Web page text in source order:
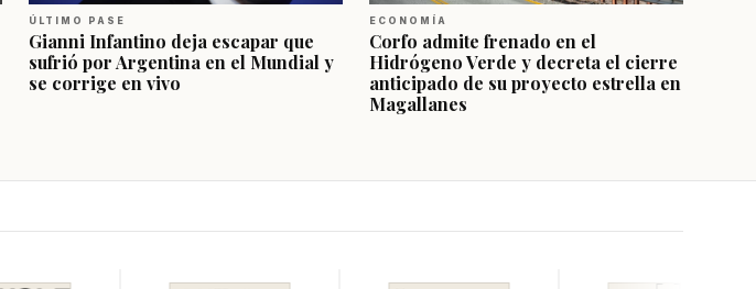
ÚLTIMO PASE
Gianni Infantino deja escapar que
sufrió por Argentina en el Mundial y
se corrige en vivo
ECONOMÍA
Corfo admite frenado en el
Hidrógeno Verde y decreta el cierre
anticipado de su proyecto estrella en
Magallanes